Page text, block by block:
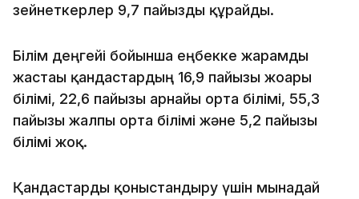
зейнеткерлер 9,7 пайызды құрайды.
Білім деңгейі бойынша еңбекке жарамды
жастағы қандастардың 16,9 пайызы жоғары
білімі, 22,6 пайызы арнайы орта білімі, 55,3
пайызы жалпы орта білімі және 5,2 пайызы
білімі жоқ.
Қандастарды қоныстандыру үшін мынадай